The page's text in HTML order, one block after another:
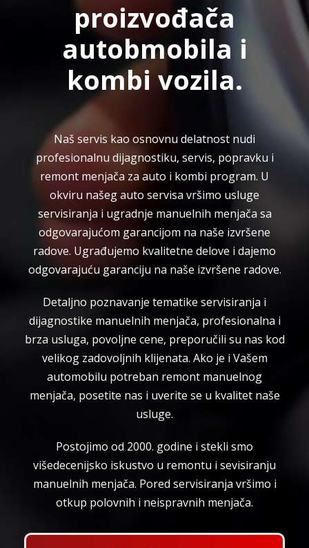
proizvođača
autobmobila i
kombi vozila.​
Naš servis kao osnovnu delatnost nudi
profesionalnu dijagnostiku, servis, popravku i
remont menjača za auto i kombi program. U
okviru našeg auto servisa vršimo usluge
servisiranja i ugradnje manuelnih menjača sa
odgovarajućom garancijom na naše izvršene
radove. Ugrađujemo kvalitetne delove i dajemo
odgovarajuću garanciju na naše izvršene radove.
Detaljno poznavanje tematike servisiranja i
dijagnostike manuelnih menjača, profesionalna i
brza usluga, povoljne cene, preporučili su nas kod
velikog zadovoljnih klijenata. Ako je i Vašem
automobilu potreban remont manuelnog
menjača, posetite nas i uverite se u kvalitet naše
usluge.
Postojimo od 2000. godine i stekli smo
višedecenijsko iskustvo u remontu i sevisiranju
manuelnih menjača. Pored servisiranja vršimo i
otkup polovnih i neispravnih menjača.